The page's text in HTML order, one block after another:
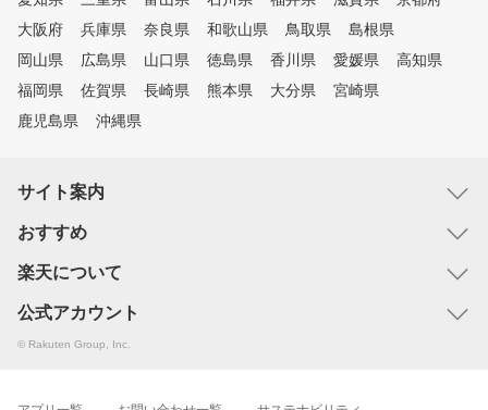
大阪府
兵庫県 奈良県 和歌山県 鳥取県
島根県
岡山県
広島県 山口県 徳島県 香川県 愛媛県
高知県
福岡県
佐賀県 長崎県 熊本県 大分県
宮崎県
鹿児島県
沖縄県
サイト案内
おすすめ
楽天について
公式アカウント
© Rakuten Group, Inc.